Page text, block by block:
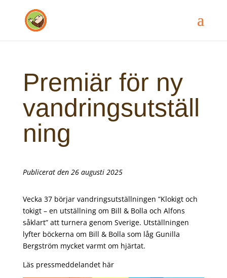
Premiär för ny
vandringsutställ
ning
Publicerat den 26 augusti 2025
Vecka 37 börjar vandringsutställningen ”Klokigt och
tokigt – en utställning om Bill & Bolla och Alfons
såklart” att turnera genom Sverige. Utställningen
lyfter böckerna om Bill & Bolla som låg Gunilla
Bergström mycket varmt om hjärtat.
Läs pressmeddelandet här